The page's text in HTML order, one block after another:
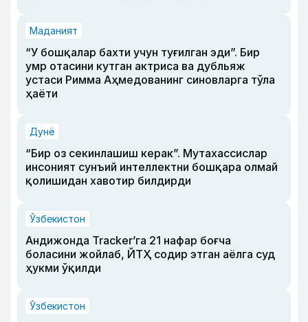
Маданият
“У бошқалар бахти учун туғилган эди”. Бир
умр отасини кутган актриса ва дубльяж
устаси Римма Аҳмедованинг синовларга тўла
ҳаёти
Дунё
“Бир оз секинлашиш керак”. Мутахассислар
инсоният сунъий интеллектни бошқара олмай
қолишидан хавотир билдирди
Ўзбекистон
Андижонда Tracker’га 21 нафар боғча
боласини жойлаб, ЙТҲ содир этган аёлга суд
ҳукми ўқилди
Ўзбекистон